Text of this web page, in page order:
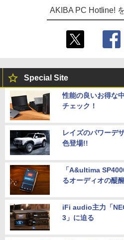
AKIBA PC Hotline!
Special Site
性能の良いお得な
チェック！
レイズのパワーデ
色登場!!
「A&ultima
るオーディオの醍
iFi audio主力「
3」に迫る